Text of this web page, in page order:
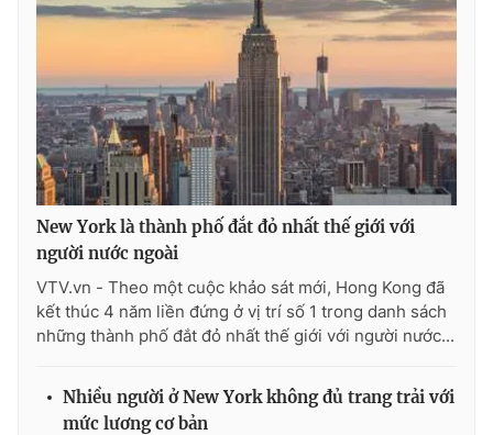
® Cấm sao chép dưới mọi hình thức nếu không có sự chấp
thuận bằng văn bản. Ghi rõ nguồn VTV.vn khi phát hành lại
thông tin từ website này.
New York là thành phố đắt đỏ nhất thế giới với
người nước ngoài
VTV.vn - Theo một cuộc khảo sát mới, Hong Kong đã
kết thúc 4 năm liền đứng ở vị trí số 1 trong danh sách
những thành phố đắt đỏ nhất thế giới với người nước...
Nhiều người ở New York không đủ trang trải với
mức lương cơ bản